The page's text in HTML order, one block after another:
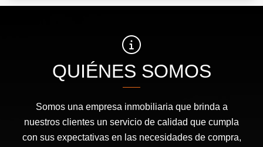
QUIÉNES SOMOS
Somos una empresa inmobiliaria que brinda a
nuestros clientes un servicio de calidad que cumpla
con sus expectativas en las necesidades de compra,